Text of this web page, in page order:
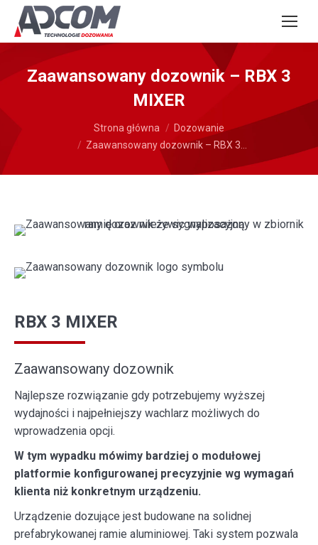
Zaawansowany dozownik – RBX 3
MIXER
Jesteś tutaj: Strona główna
Dozowanie
Zaawansowany dozownik – RBX 3…
RBX 3 MIXER
Zaawansowany dozownik
Najlepsze rozwiązanie gdy potrzebujemy wyższej
wydajności i najpełniejszy wachlarz możliwych do
wprowadzenia opcji.
W tym wypadku mówimy bardziej o modułowej
platformie konfigurowanej precyzyjnie wg wymagań
klienta niż konkretnym urządzeniu.
Urządzenie dozujące jest budowane na solidnej
prefabrykowanej ramie aluminiowej. Taki system pozwala